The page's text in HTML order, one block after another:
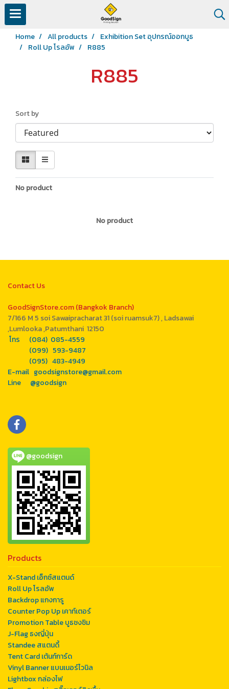
Home All products
Exhibition Set อุปกรณ์ออกบูธ
Roll Up โรลอัพ
R885
R885
Sort by
No product
No product
Contact Us
GoodSignStore.com (Bangkok Branch)
7/166 M 5 soi Sawaipracharat 31 (soi ruamsuk7) , Ladsawai
,Lumlooka ,Patumthani 12150
โทร (084) 085-4559
(099) 593-9487
(095) 483-4949
E-mail goodsignstore@gmail.com
Line @goodsign
@goodsign
Products
X-Stand เอ็กซ์สแตนด์
Roll Up โรลอัพ
Backdrop แกงการู
Counter Pop Up เคาท์เตอร์
Promotion Table บูธชงชิม
J-Flag ธงญี่ปุ่น
Standee สแตนดี้
Tent Card เต้นท์การ์ด
Vinyl Banner แบนเนอร์ไวนิล
Lightbox กล่องไฟ